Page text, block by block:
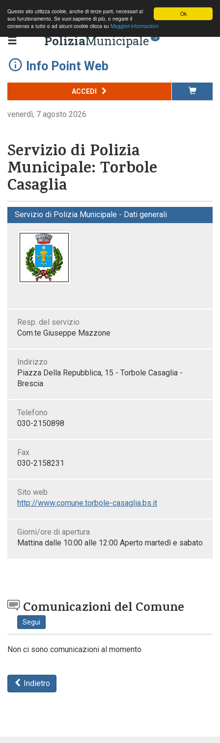
Ok
Questo sito utilizza cookie, anche di terze parti, necessari al
suo funzionamento. Se vuoi saperne di più, o negare il
consenso a tutto o ad alcuni cookie clicca su Maggiori informazioni
PoliziaMunicipale .it
Info Point Web
ACCEDI
venerdì, 7 agosto 2026
Servizio di Polizia
Municipale: Torbole
Casaglia
Servizio di Polizia Municipale - Dati generali
Resp. del servizio
Com.te Giuseppe Mazzone
Indirizzo
Piazza Della Repubblica, 15 - Torbole Casaglia -
Brescia
Telefono
030-2150898
Fax
030-2158231
Sito web
http://www.comune.torbole-casaglia.bs.it
Giorni/ore di apertura
Mattina dalle 10:00 alle 12:00 Aperto martedì e sabato
Comunicazioni del Comune
Segui
Non ci sono comunicazioni al momento
Indietro